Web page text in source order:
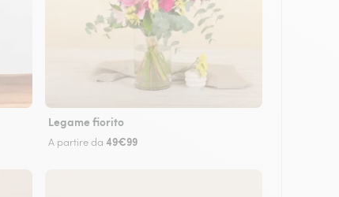
Legame fiorito
A partire da 49€99